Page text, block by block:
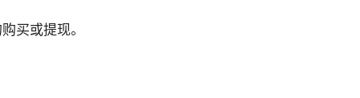
买或提现。